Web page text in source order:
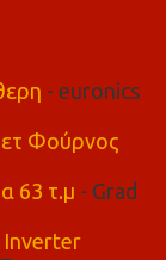
- euronics
Φούρνος
63 τ.μ - Grad
Inverter